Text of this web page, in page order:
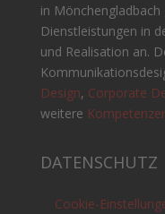
in
Dienstleistungen in
und Realisation an.
Design, Corporate
weitere
DATENSCHUTZ
Cookie-